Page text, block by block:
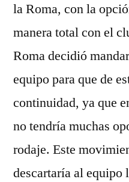
la Roma, con la
manera total con el
Roma decidió
equipo para que de
continuidad, ya que
no tendría muchas
rodaje. Este
descartaría al equipo